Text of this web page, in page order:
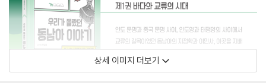
상세 이미지 더보기